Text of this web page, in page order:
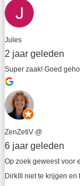
Jules
2 jaar geleden
Super zaak! Goed
ZenZetiV @
6 jaar geleden
Op zoek geweest voor
DirkIII niet te krijgen